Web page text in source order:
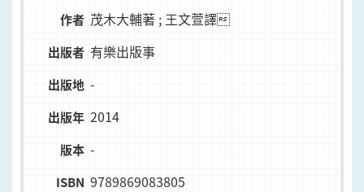
作者 茂木大輔著 ; 王文萱譯
出版者 有樂出版事
出版地 -
出版年 2014
版本 -
ISBN 9789869083805